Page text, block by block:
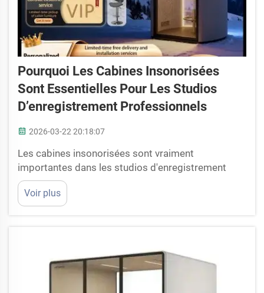
Pourquoi Les Cabines Insonorisées
Sont Essentielles Pour Les Studios
D’enregistrement Professionnels
2026-03-22 20:18:07
Les cabines insonorisées sont vraiment
importantes dans les studios d'enregistrement
professionnels. Lorsque des personnes
enregistrent de la musique, des podcasts ou tout
autre contenu audio, elles souhaitent que le son
Voir plus